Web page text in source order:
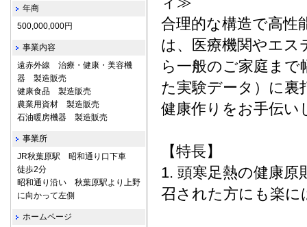
合理的な構造で高性
は、医療機関やエ
ら一般のご家庭ま
た実験データ）に
健康作りをお手伝い
【特長】
1. 頭寒足熱の健康
召された方にも楽
年商
500,000,000円
事業内容
遠赤外線 治療・健康・美容機
器 製造販売
健康食品 製造販売
農業用資材 製造販売
石油暖房機器 製造販売
事業所
JR秋葉原駅 昭和通り口下車
徒歩2分
昭和通り沿い 秋葉原駅より上野
に向かって左側
ホームページ